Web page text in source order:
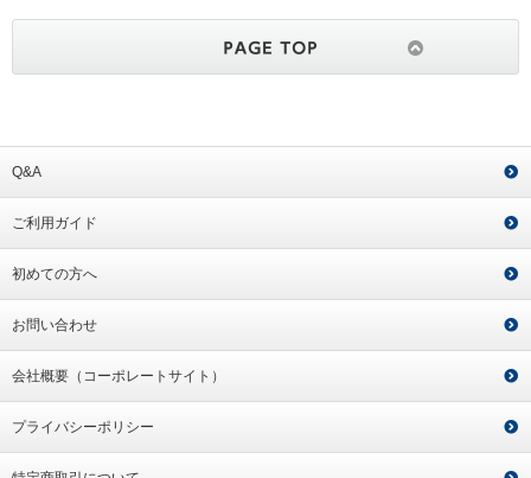
Q&A
ご利用ガイド
初めての方へ
お問い合わせ
会社概要（コーポレートサイト）
プライバシーポリシー